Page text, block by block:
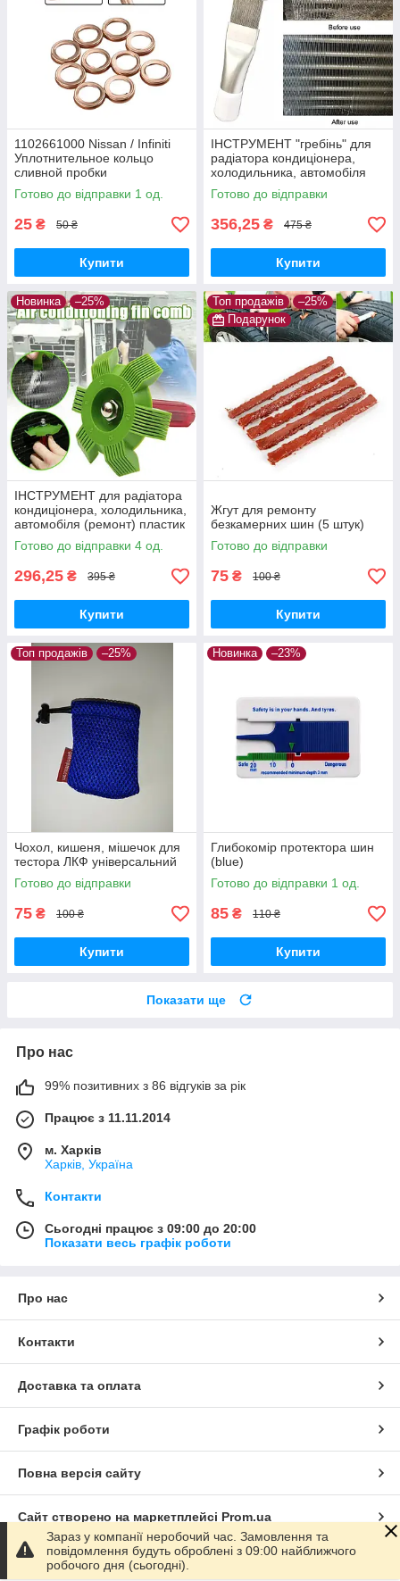
1102661000 Nissan / Infiniti
Уплотнительное кольцо
сливной пробки
Готово до відправки 1 од.
25 ₴ 50 ₴
Купити
ІНСТРУМЕНТ "гребінь" для
радіатора кондиціонера,
холодильника, автомобіля
(очищення, ремонт)
Готово до відправки
356,25 ₴ 475 ₴
Купити
Новинка –25%
ІНСТРУМЕНТ для радіатора
кондиціонера, холодильника,
автомобіля (ремонт) пластик
Готово до відправки 4 од.
296,25 ₴ 395 ₴
Купити
Топ продажів
–25%
Подарунок
Жгут для ремонту
безкамерних шин (5 штук)
Готово до відправки
75 ₴ 100 ₴
Купити
Топ продажів –25%
Чохол, кишеня, мішечок для
тестора ЛКФ універсальний
Готово до відправки
75 ₴ 100 ₴
Купити
Новинка –23%
Глибокомір протектора шин
(blue)
Готово до відправки 1 од.
85 ₴ 110 ₴
Купити
Показати ще
Про нас
99% позитивних з 86 відгуків за рік
Працює з 11.11.2014
м. Харків
Харків, Україна
Контакти
Сьогодні працює з 09:00 до 20:00
Показати весь графік роботи
Про нас
Контакти
Доставка та оплата
Графік роботи
Повна версія сайту
Сайт створено на маркетплейсі Prom.ua
Політика конфіденційності
Зараз у компанії неробочий час. Замовлення та
повідомлення будуть оброблені з 09:00 найближчого
робочого дня (сьогодні).